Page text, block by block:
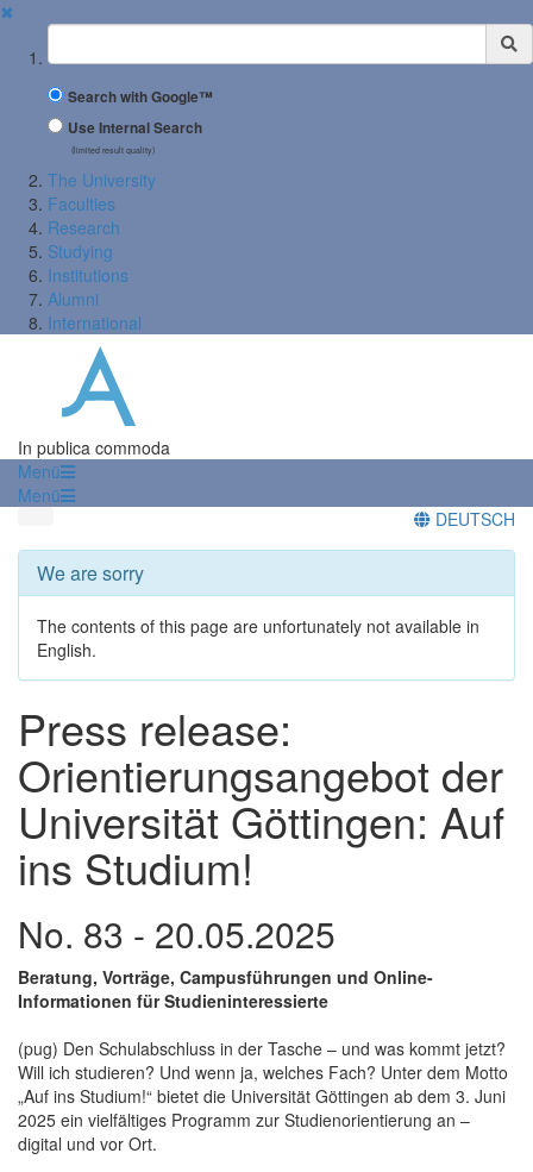
✖
Suchbegriff
Search with Google™
Use Internal Search
(limited result quality)
The University
Faculties
Research
Studying
Institutions
Alumni
International
In publica commoda
Menü
Menü
DEUTSCH
We are sorry
The contents of this page are unfortunately not available in
English.
Press release:
Orientierungsangebot der
Universität Göttingen: Auf
ins Studium!
No. 83 - 20.05.2025
Beratung, Vorträge, Campusführungen und Online-
Informationen für Studieninteressierte
(pug) Den Schulabschluss in der Tasche – und was kommt jetzt?
Will ich studieren? Und wenn ja, welches Fach? Unter dem Motto
„Auf ins Studium!“ bietet die Universität Göttingen ab dem 3. Juni
2025 ein vielfältiges Programm zur Studienorientierung an –
digital und vor Ort.